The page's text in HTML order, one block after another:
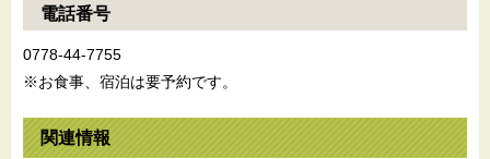
電話番号
0778-44-7755
※お食事、宿泊は要予約です。
関連情報